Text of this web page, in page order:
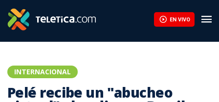
EN VIVO
INTERNACIONAL
Pelé recibe un "abucheo